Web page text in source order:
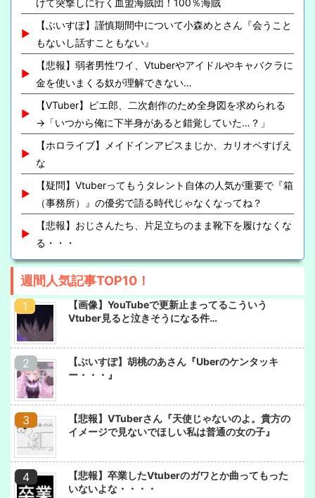
【ぶいすぽ】謹慎期間中について小森めとさん『会うこと
もないし話すこともない』
【悲報】弱者男性ワイ、Vtuberやアイドルやキャバクラに
金を使いまくる奴が理解できない…
【VTuber】ピエ郎、二次創作のため全身図を求められる
→「いつから俺に下半身があると錯覚していた…？」
【ホロライブ】メイドインアビスまじか、カリオペすげえ
な
【疑問】Vtuberってもうタレント自体の人気が重要で『箱
（事務所）』の優劣で語る時代じゃなくなってね？
【悲報】おじさんたち、片足立ちのまま靴下を履けなくな
る・・・
週間人気記事TOP10！
【画像】YouTubeで更新止まってるこういう
Vtuber見ると泣きそうになる件…
【ぶいすぽ】胡桃のあさん『Uberのケンタッキ
ー・・・』
【悲報】VTuberさん『天使じゃないのよ。貴方の
イメージで見ないでほしい私は普通の女の子』
【悲報】卒業したVtuberのガワとか曲ってもった
いないよな・・・・